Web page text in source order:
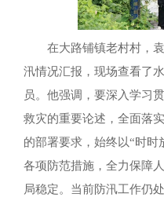
在大路铺镇老村村，
汛情况汇报，现场查看了
员。他强调，要深入学习
救灾的重要论述，全面落
的部署要求，始终以“时时
各项防范措施，全力保障
局稳定。当前防汛工作仍